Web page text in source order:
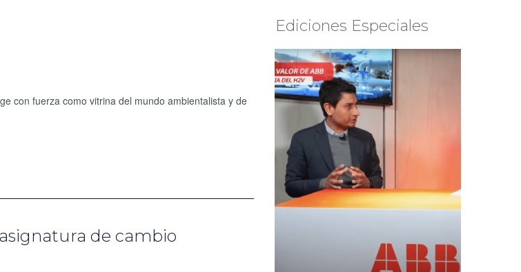
con fuerza como vitrina del mundo ambientalista y de
de cambio
Ediciones Especiales